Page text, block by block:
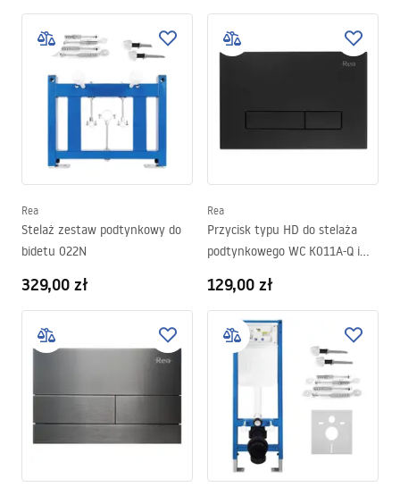
Rea
Stelaż zestaw podtynkowy do
bidetu 022N
329,00 zł
Rea
Przycisk typu HD do stelaża
podtynkowego WC K011A-Q i
129,00 zł